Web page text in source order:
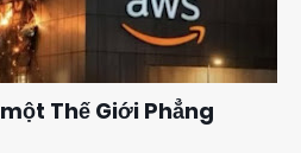
Thế Giới Phẳng